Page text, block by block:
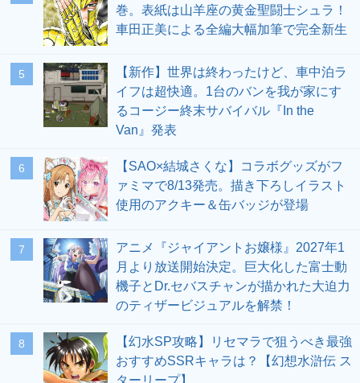
巻。表紙は山羊座の黄金聖闘士シュラ！
車田正美による全編大幅加筆で完全新生
5
【新作】世界は終わったけど、車中泊ラ
イフは超快適。1台のバンを我が家にす
るコージー終末サバイバル『In the
Van』発表
6
【SAO×結城さくな】コラボグッズがフ
ァミマで8/13発売。描き下ろしイラスト
使用のアクキー＆缶バッジが登場
7
アニメ『ジャイアントお嬢様』2027年1
月より放送開始決定。巨大化した富士動
機子とDr.セバスチャンが描かれた大迫力
のティザービジュアルを解禁！
8
【幻水SP攻略】リセマラで狙うべき最強
おすすめSSRキャラは？【幻想水滸伝 ス
ターリープ】